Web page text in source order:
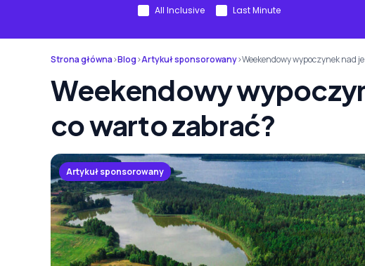
All Inclusive Last Minute
Strona główna›Blog›Artykuł sponsorowany›Weekendowy wypoczynek nad
Weekendowy
co warto zabrać?
Artykuł sponsorowany